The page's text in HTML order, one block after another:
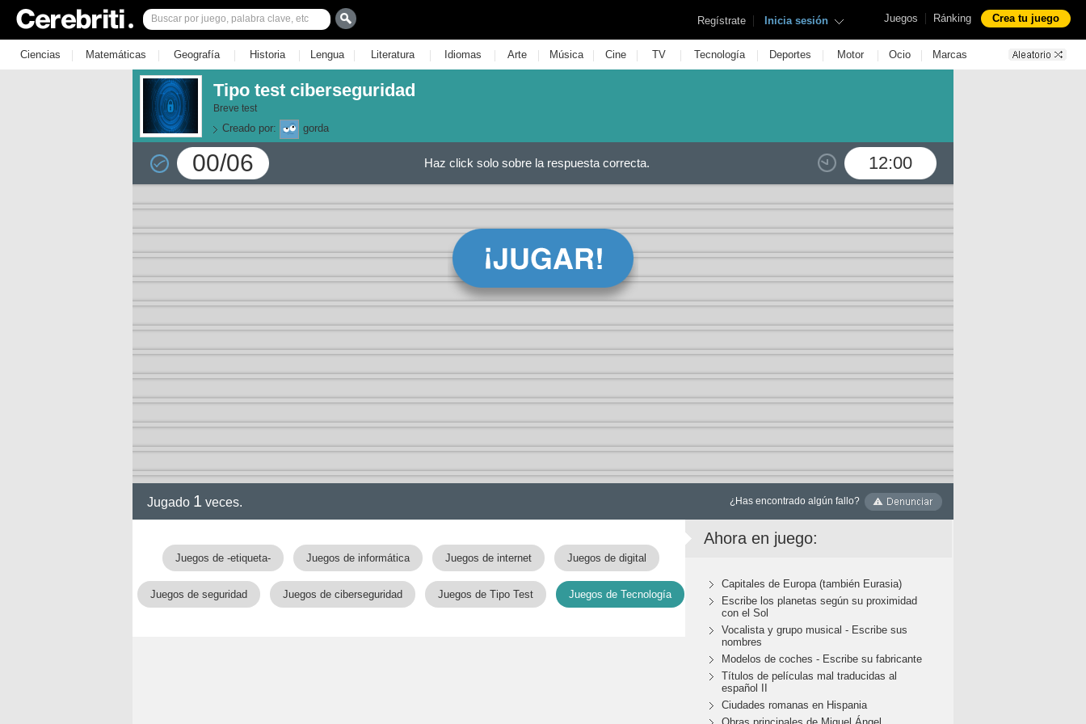
Juegos | Ránking Crea tu juego
Regístrate | Inicia sesión
Ciencias | Matemáticas | Geografía | Historia | Lengua | Literatura | Idiomas | Arte | Música | Cine | TV | Tecnología | Deportes | Motor | Ocio | Marcas
Tipo test ciberseguridad
Breve test
Creado por: gorda
00/06 12:00
Haz click solo sobre la respuesta correcta.
Jugado 1 veces. ¿Has encontrado algún fallo?
Juegos de -etiqueta- Juegos de informática Juegos de internet Juegos de digital
Juegos de seguridad Juegos de ciberseguridad Juegos de Tipo Test Juegos de Tecnología
Ahora en juego:
Capitales de Europa (también Eurasia)
Escribe los planetas según su proximidad
con el Sol
Vocalista y grupo musical - Escribe sus
nombres
Modelos de coches - Escribe su fabricante
Títulos de películas mal traducidas al
español II
Ciudades romanas en Hispania